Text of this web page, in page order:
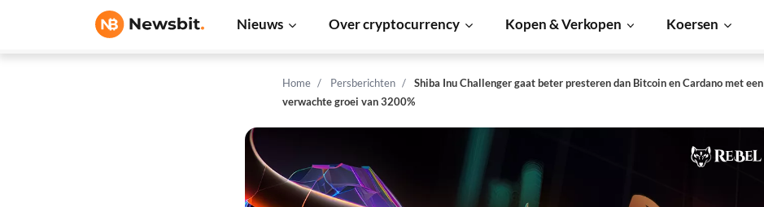
Nieuws Over cryptocurrency Kopen & Verkopen Koersen
Home Persberichten
Shiba Inu Challenger gaat beter presteren dan Bitcoin en Cardano met een
verwachte groei van 3200%